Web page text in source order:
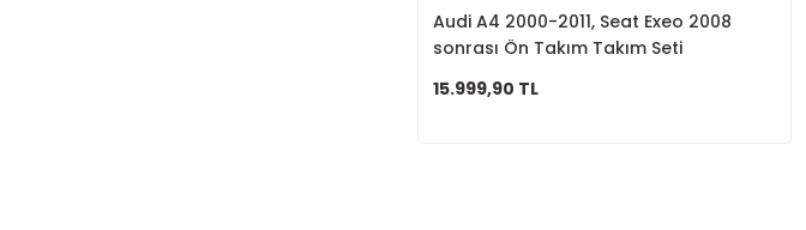
Audi A4 2000-2011, Seat Exeo 2008
sonrası Ön Takım Takım Seti
15.999,90 TL